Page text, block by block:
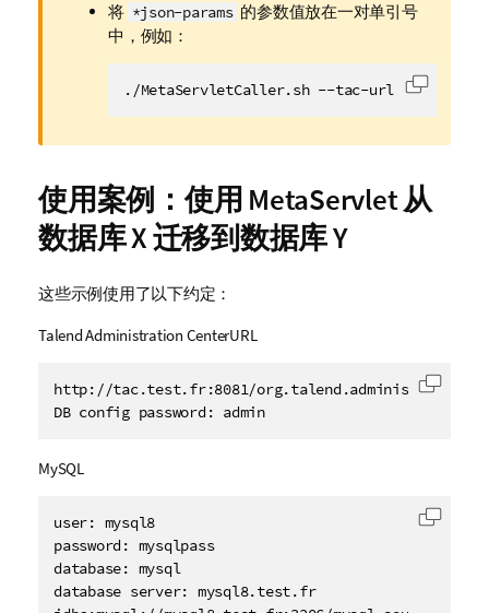
将 *json-params 的参数值放在一对单引号
中，例如：
./MetaServletCaller.sh --tac-url http://复制代码
使用案例：使用 MetaServlet 从
数据库 X 迁移到数据库 Y
这些示例使用了以下约定：
Talend Administration CenterURL
http://tac.test.fr:8081/org.talend.administrator/
DB config password: admin
复制代
MySQL
user: mysql8
password: mysqlpass
database: mysql
database server: mysql8.test.fr
复制代